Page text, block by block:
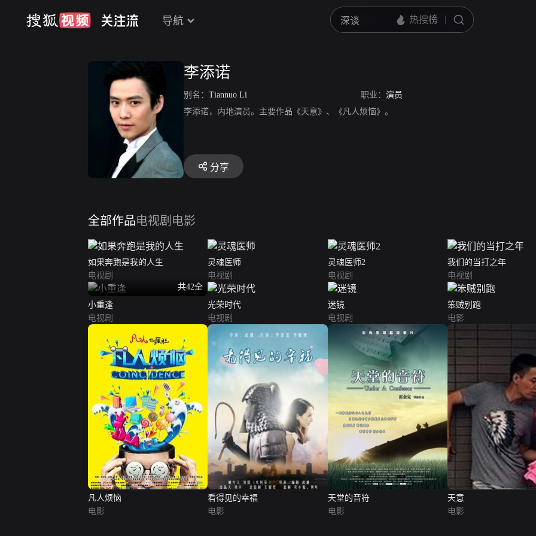
导航
李添诺
别名： Tiannuo Li 职业： 演员
李添诺，内地演员。主要作品《天意》、《凡人烦恼》。
分享
全部作品电视剧 电影
如果奔跑是我的人生
电视剧
灵魂医师
电视剧
灵魂医师2
电视剧
我们的当打之年
电视剧
共42全
小重逢
电视剧
光荣时代
电视剧
迷镜
电视剧
笨贼别跑
电影
凡人烦恼
电影
看得见的幸福
电影
天堂的音符
电影
天意
电影